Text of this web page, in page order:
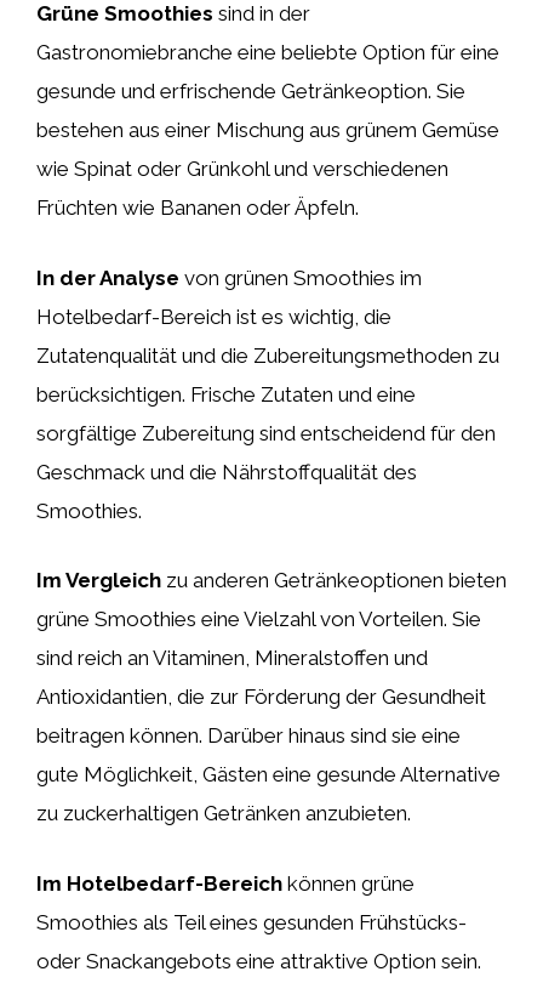
Grüne Smoothies sind in der
Gastronomiebranche eine beliebte Option für eine
gesunde und erfrischende Getränkeoption. Sie
bestehen aus einer Mischung aus grünem Gemüse
wie Spinat oder Grünkohl und verschiedenen
Früchten wie Bananen oder Äpfeln.
In der Analyse von grünen Smoothies im
Hotelbedarf-Bereich ist es wichtig, die
Zutatenqualität und die Zubereitungsmethoden zu
berücksichtigen. Frische Zutaten und eine
sorgfältige Zubereitung sind entscheidend für den
Geschmack und die Nährstoffqualität des
Smoothies.
Im Vergleich zu anderen Getränkeoptionen bieten
grüne Smoothies eine Vielzahl von Vorteilen. Sie
sind reich an Vitaminen, Mineralstoffen und
Antioxidantien, die zur Förderung der Gesundheit
beitragen können. Darüber hinaus sind sie eine
gute Möglichkeit, Gästen eine gesunde Alternative
zu zuckerhaltigen Getränken anzubieten.
Im Hotelbedarf-Bereich können grüne
Smoothies als Teil eines gesunden Frühstücks-
oder Snackangebots eine attraktive Option sein.